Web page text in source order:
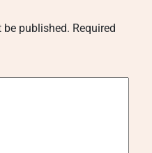
published. Required